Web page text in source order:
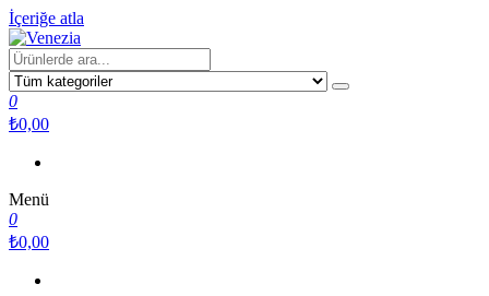
İçeriğe atla
Venezia
Yaşam için tasarlandı
0
₺0,00
Menü
0
₺0,00